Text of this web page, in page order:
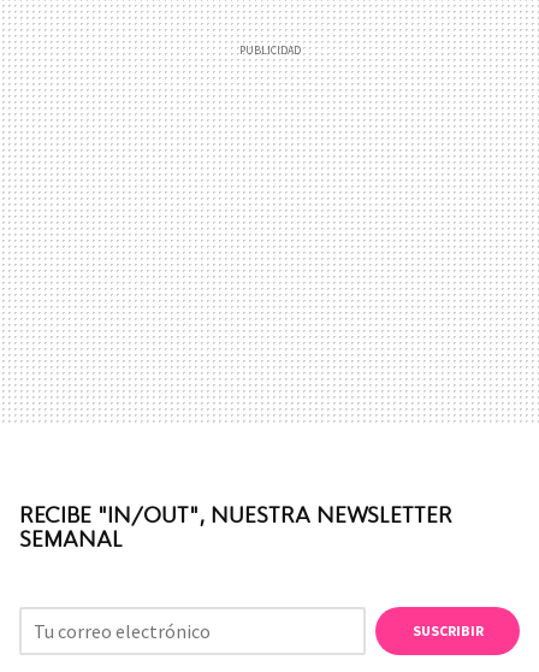
RECIBE "IN/OUT", NUESTRA NEWSLETTER
SEMANAL
SUSCRIBIR